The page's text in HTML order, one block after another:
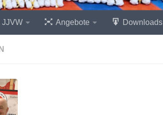
JJVW Angebote Downloads